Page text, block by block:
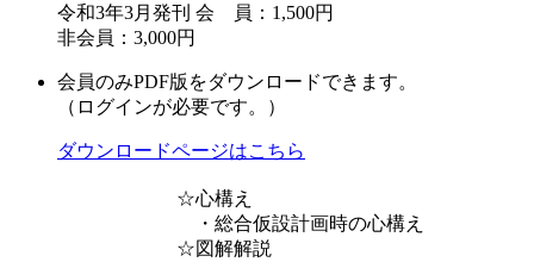
令和3年3月発刊 会 員：1,500円
非会員：3,000円
会員のみPDF版をダウンロードできます。
（ログインが必要です。）
ダウンロードページはこちら
☆心構え
・総合仮設計画時の心構え
☆図解解説